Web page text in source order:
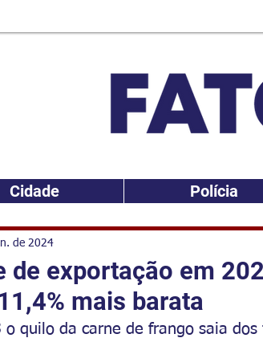
Cidade Polícia
de exportação em
mais barata
de 2024
o quilo da carne de frango saia